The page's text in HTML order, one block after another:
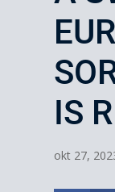
IS
okt 27,